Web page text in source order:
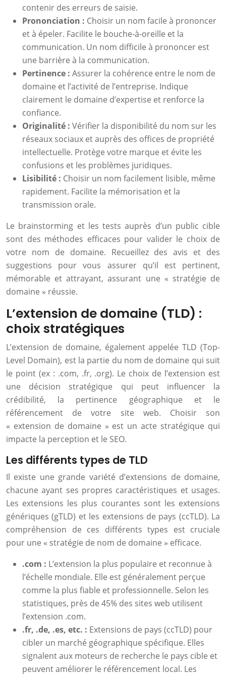
contenir des erreurs de saisie.
Prononciation : Choisir un nom facile à prononcer
et à épeler. Facilite le bouche-à-oreille et la
communication. Un nom difficile à prononcer est
une barrière à la communication.
Pertinence : Assurer la cohérence entre le nom de
domaine et l’activité de l’entreprise. Indique
clairement le domaine d’expertise et renforce la
confiance.
Originalité : Vérifier la disponibilité du nom sur les
réseaux sociaux et auprès des offices de propriété
intellectuelle. Protège votre marque et évite les
confusions et les problèmes juridiques.
Lisibilité : Choisir un nom facilement lisible, même
rapidement. Facilite la mémorisation et la
transmission orale.
Le brainstorming et les tests auprès d’un public cible
sont des méthodes efficaces pour valider le choix de
votre nom de domaine. Recueillez des avis et des
suggestions pour vous assurer qu’il est pertinent,
mémorable et attrayant, assurant une « stratégie de
domaine » réussie.
L’extension de domaine (TLD) :
choix stratégiques
L’extension de domaine, également appelée TLD (Top-
Level Domain), est la partie du nom de domaine qui suit
le point (ex : .com, .fr, .org). Le choix de l’extension est
une décision stratégique qui peut influencer la
crédibilité, la pertinence géographique et le
référencement de votre site web. Choisir son
« extension de domaine » est un acte stratégique qui
impacte la perception et le SEO.
Les différents types de TLD
Il existe une grande variété d’extensions de domaine,
chacune ayant ses propres caractéristiques et usages.
Les extensions les plus courantes sont les extensions
génériques (gTLD) et les extensions de pays (ccTLD). La
compréhension de ces différents types est cruciale
pour une « stratégie de nom de domaine » efficace.
.com : L’extension la plus populaire et reconnue à
l’échelle mondiale. Elle est généralement perçue
comme la plus fiable et professionnelle. Selon les
statistiques, près de 45% des sites web utilisent
l’extension .com.
.fr, .de, .es, etc. : Extensions de pays (ccTLD) pour
cibler un marché géographique spécifique. Elles
signalent aux moteurs de recherche le pays cible et
peuvent améliorer le référencement local. Les